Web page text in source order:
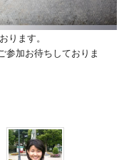
ります。
参加お待ちしておりま